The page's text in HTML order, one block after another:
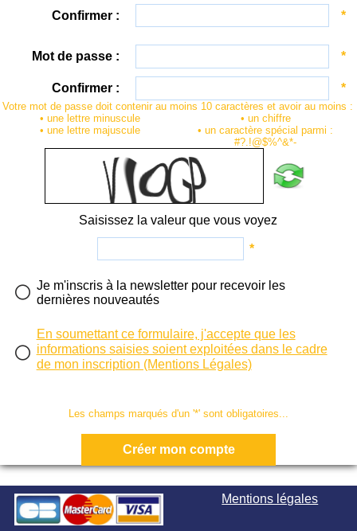
Confirmer : *
Mot de passe : *
Confirmer : *
Saisissez la valeur que vous voyez
*
Je m'inscris à la newsletter pour recevoir les
dernières nouveautés
En soumettant ce formulaire, j'accepte que les
informations saisies soient exploitées dans le cadre
de mon inscription (Mentions Légales)
Les champs marqués d'un '*' sont obligatoires...
Votre mot de passe doit contenir au moins 10 caractères et avoir au moins :
• une lettre minuscule
• un chiffre
• une lettre majuscule
• un caractère spécial parmi :
#?.!@$%^&*-
Mentions légales